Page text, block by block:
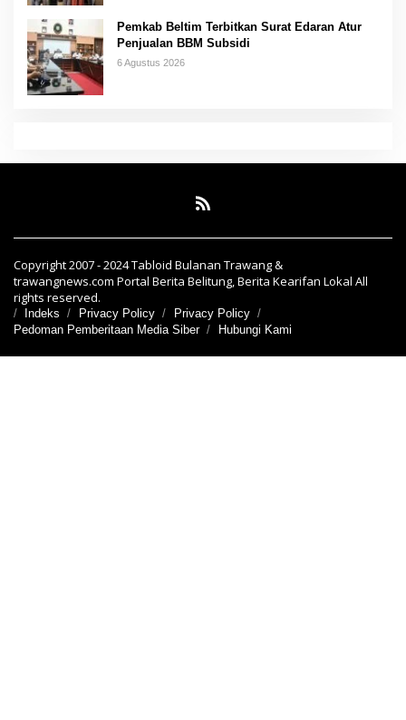
Pemkab Beltim Terbitkan Surat Edaran Atur
Penjualan BBM Subsidi
6 Agustus 2026
Copyright 2007 - 2024 Tabloid Bulanan Trawang &
trawangnews.com Portal Berita Belitung, Berita Kearifan Lokal All
rights reserved.
Indeks Privacy Policy
Privacy Policy
Pedoman Pemberitaan Media Siber
Hubungi Kami